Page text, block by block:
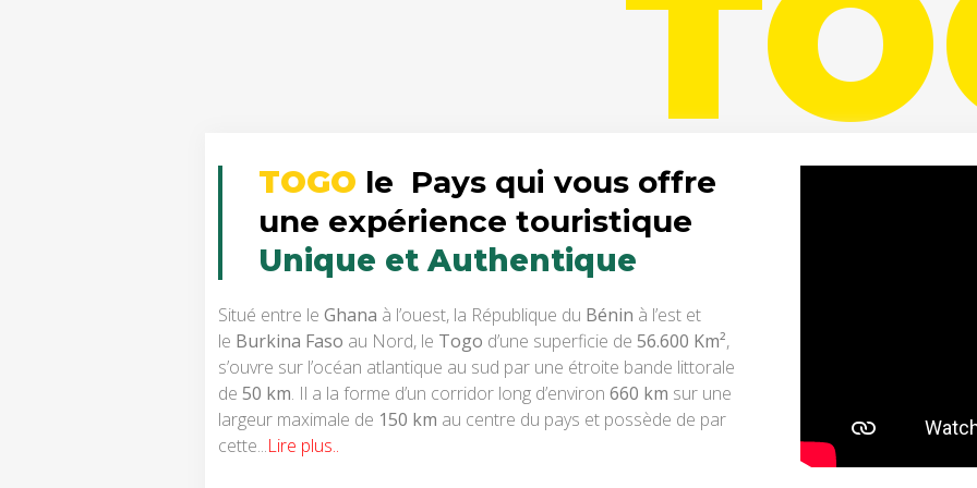
TOGO le Pays qui vous offre
une expérience touristique
Unique et Authentique
Situé entre le Ghana à l’ouest, la République du Bénin à l’est et
le Burkina Faso au Nord, le Togo d’une superficie de 56.600 Km²,
s’ouvre sur l’océan atlantique au sud par une étroite bande littorale
de 50 km. Il a la forme d’un corridor long d’environ 660 km sur une
largeur maximale de 150 km au centre du pays et possède de par
cette...Lire plus..